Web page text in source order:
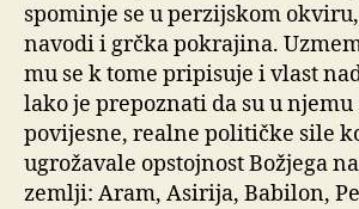
spominje se u perzijskom
navodi i grčka pokrajina.
mu se k tome pripisuje i vlast
lako je prepoznati da su u njemu
povijesne, realne političke sile
ugrožavale opstojnost Božjega
zemlji: Aram, Asirija, Babilon,